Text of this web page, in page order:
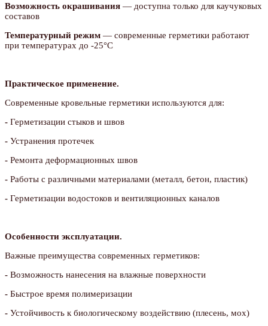
Возможность окрашивания — доступна только для каучуковых
составов
Температурный режим — современные герметики работают
при температурах до -25°C
Практическое применение.
Современные кровельные герметики используются для:
- Герметизации стыков и швов
- Устранения протечек
- Ремонта деформационных швов
- Работы с различными материалами (металл, бетон, пластик)
- Герметизации водостоков и вентиляционных каналов
Особенности эксплуатации.
Важные преимущества современных герметиков:
- Возможность нанесения на влажные поверхности
- Быстрое время полимеризации
- Устойчивость к биологическому воздействию (плесень, мох)